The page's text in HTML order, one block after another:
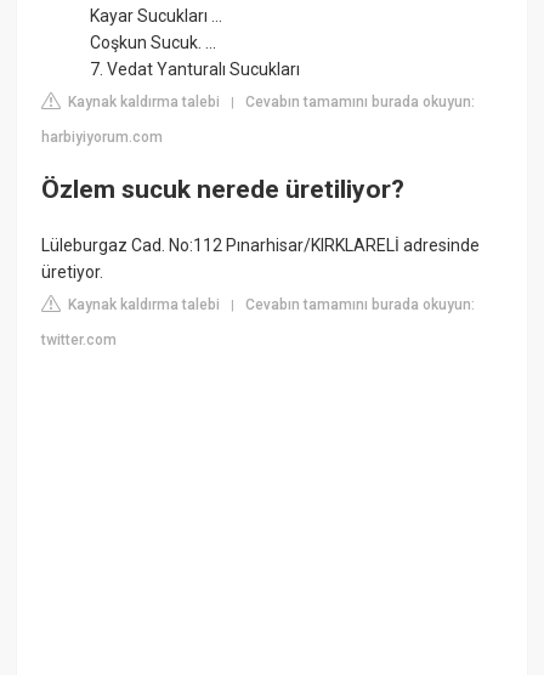
Kayar Sucukları ...
Coşkun Sucuk. ...
7. Vedat Yanturalı Sucukları
Kaynak kaldırma talebi |Cevabın tamamını burada okuyun:
harbiyiyorum.com
Özlem sucuk nerede üretiliyor?
Lüleburgaz Cad. No:112 Pınarhisar/KIRKLARELİ adresinde
üretiyor.
Kaynak kaldırma talebi |Cevabın tamamını burada okuyun:
twitter.com